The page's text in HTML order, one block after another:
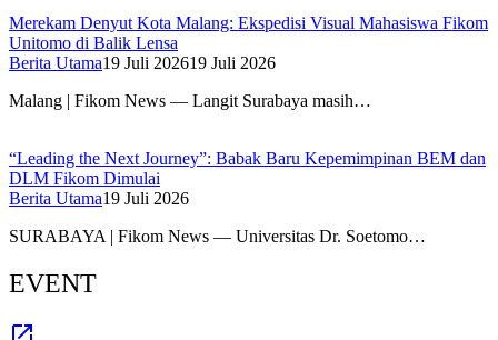
Merekam Denyut Kota Malang: Ekspedisi Visual Mahasiswa Fikom
Unitomo di Balik Lensa
Berita Utama19 Juli 202619 Juli 2026
Malang | Fikom News — Langit Surabaya masih…
“Leading the Next Journey”: Babak Baru Kepemimpinan BEM dan
DLM Fikom Dimulai
Berita Utama19 Juli 2026
SURABAYA | Fikom News — Universitas Dr. Soetomo…
EVENT